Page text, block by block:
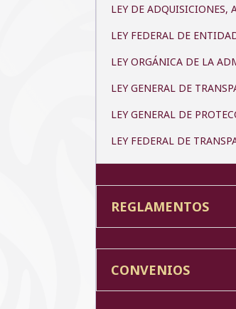
LEY DE ADQUISICIONES,
LEY FEDERAL DE
LEY ORGÁNICA DE LA
LEY GENERAL DE
LEY GENERAL DE
LEY FEDERAL DE
REGLAMENTOS
CONVENIOS